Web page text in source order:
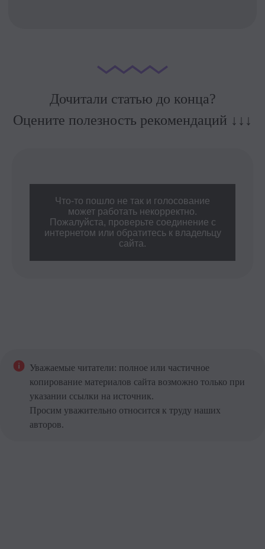
Дочитали статью до конца?
Оцените полезность рекомендаций ↓ ↓ ↓
Что-то пошло не так и голосование
может работать некорректно.
Пожалуйста, проверьте соединение с
интернетом или обратитесь к владельцу
сайта.
Уважаемые читатели: полное или частичное
копирование материалов сайта возможно только при
указании ссылки на источник.
Просим уважительно относится к труду наших
авторов.